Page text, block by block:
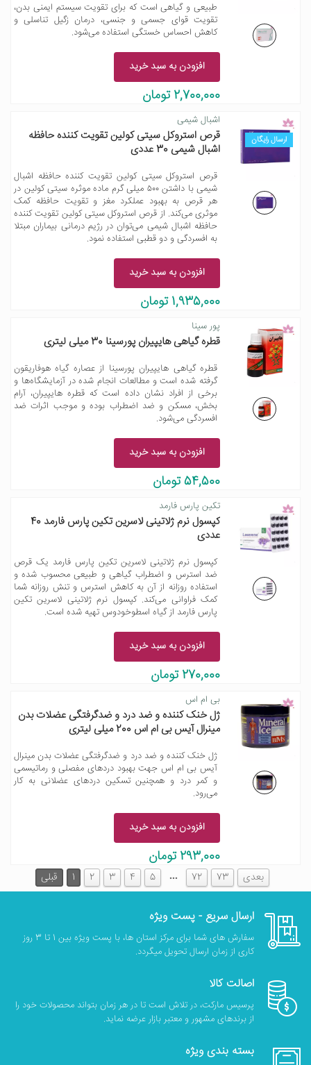
طبیعی و گیاهی است که برای تقویت سیستم ایمنی بدن،
تقویت قوای جسمی و جنسی، درمان زگیل تناسلی و
کاهش احساس خستگی استفاده می‌شود.
افزودن به سبد خرید
2,700,000 تومان
ارسال رایگان
اشبال شیمی
قرص استروکل سیتی کولین تقویت کننده حافظه
اشبال شیمی 30 عددی
قرص استروکل سیتی کولین تقویت کننده حافظه اشبال
شیمی با داشتن ۵۰۰ میلی گرم ماده موثره سیتی کولین در
هر قرص به بهبود عملکرد مغز و تقویت حافظه کمک
موثری می‌کند. از قرص استروکل سیتی کولین تقویت کننده
حافظه اشبال شیمی می‌توان در رژیم درمانی بیماران مبتلا
به افسردگی و دو قطبی استفاده نمود.
افزودن به سبد خرید
1,935,000 تومان
پور سینا
قطره گیاهی هایپیران پورسینا 30 میلی لیتری
قطره گیاهی هایپیران پورسینا از عصاره گیاه هوفاریقون
گرفته شده است و مطالعات انجام شده در آزمایشگاه‌ها و
برخی از افراد نشان داده است که قطره هایپیران، آرام
بخش، مسکن و ضد اضطراب بوده و موجب اثرات ضد
افسردگی می‌شود.
افزودن به سبد خرید
54,500 تومان
تکین پارس فارمد
کپسول نرم ژلاتینی لاسرین تکین پارس فارمد 40
عددی
کپسول نرم ژلاتینی لاسرین تکین پارس فارمد یک قرص
ضد استرس و اضطراب گیاهی و طبیعی محسوب شده و
استفاده روزانه از آن به کاهش استرس و تنش روزانه شما
کمک فراوانی می‌کند. کپسول نرم ژلاتینی لاسرین تکین
پارس فارمد از گیاه اسطوخودوس تهیه شده است.
افزودن به سبد خرید
270,000 تومان
بی ام اس
ژل خنک کننده و ضد درد و ضدگرفتگی عضلات بدن
مینرال آیس بی ام اس 200 میلی لیتری
ژل خنک کننده و ضد درد و ضدگرفتگی عضلات بدن مینرال
آیس بی ام اس جهت بهبود دردهای مفصلی و رماتیسمی
و کمر درد و همچنین تسکین دردهای عضلانی به کار
می‌رود.
افزودن به سبد خرید
293,000 تومان
قبلی 1 2 3 4 5 … 72 73 بعدی
ارسال سریع - پست ویژه
سفارش های شما برای مرکز استان ها، با پست ویژه بین 1 تا 3 روز
کاری از زمان ارسال تحویل میگردد.
اصالت کالا
پرسیس مارکت، در تلاش است تا در هر زمان بتواند محصولات خود را
از برندهای مشهور و معتبر بازار عرضه نماید.
بسته بندی ویژه